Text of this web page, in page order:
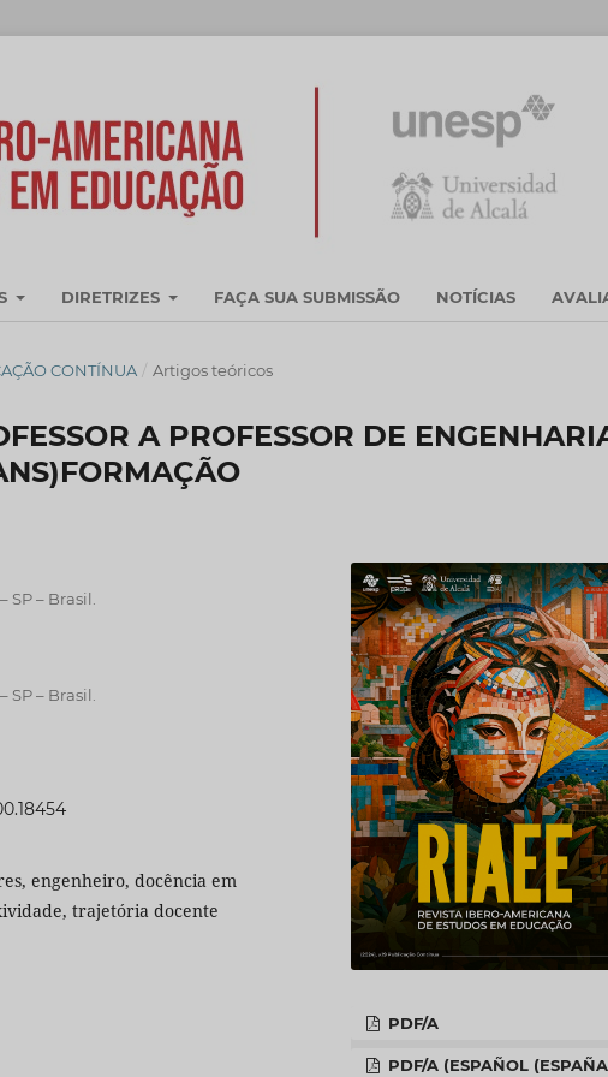
DIRETRIZES FAÇA SUA SUBMISSÃO NOTÍCIAS
CONTÍNUA / Artigos teóricos
A PROFESSOR DE
SP – Brasil.
SP – Brasil.
engenheiro, docência em
trajetória docente
PDF/A
PDF/A (ESPAÑOL